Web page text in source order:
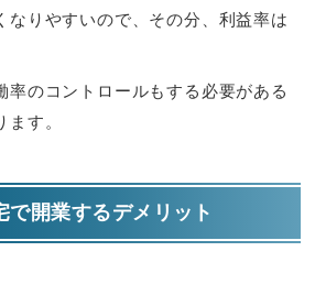
なりやすいので、その分、利益率は
率のコントロールもする必要がある
す。
で開業するデメリット